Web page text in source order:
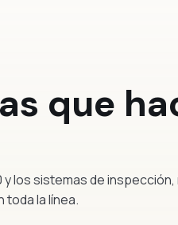
que
y los sistemas de
toda la línea.